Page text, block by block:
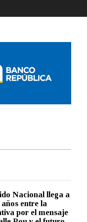
Nacional llega a
años entre la
por el mensaje